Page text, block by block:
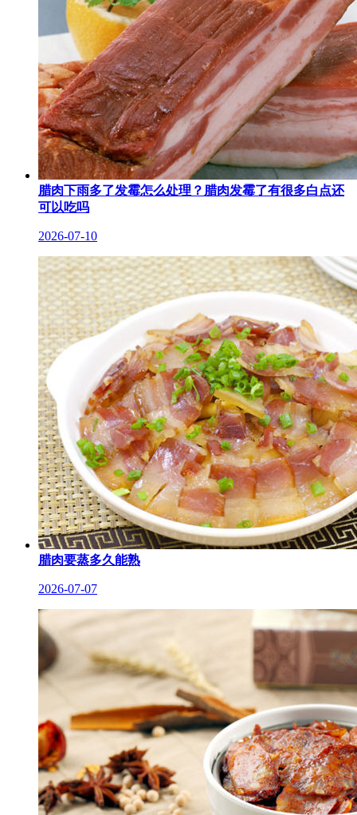
腊肉下雨多了发霉怎么处理？腊肉发霉了有很多白点还
可以吃吗
2026-07-10
腊肉要蒸多久能熟
2026-07-07